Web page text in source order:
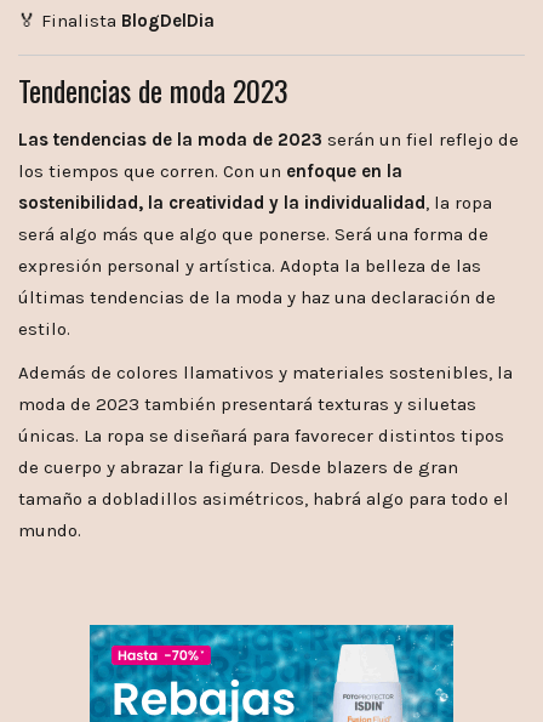
🏅 Finalista BlogDelDia
Tendencias de moda 2023
Las tendencias de la moda de 2023 serán un fiel reflejo de
los tiempos que corren. Con un enfoque en la
sostenibilidad, la creatividad y la individualidad, la ropa
será algo más que algo que ponerse. Será una forma de
expresión personal y artística. Adopta la belleza de las
últimas tendencias de la moda y haz una declaración de
estilo.
Además de colores llamativos y materiales sostenibles, la
moda de 2023 también presentará texturas y siluetas
únicas. La ropa se diseñará para favorecer distintos tipos
de cuerpo y abrazar la figura. Desde blazers de gran
tamaño a dobladillos asimétricos, habrá algo para todo el
mundo.